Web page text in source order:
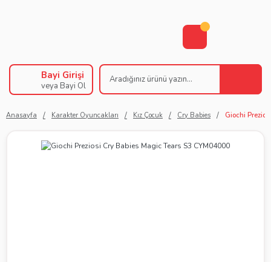
Bayi Girişi
veya Bayi Ol
Anasayfa Karakter Oyuncakları Kız Çocuk Cry Babies Giochi